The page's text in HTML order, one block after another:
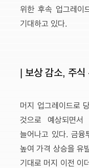
위한 후속 업그레이
기대하고 있다.
| 보상 감소, 주
머지 업그레이드로
것으로 예상되면
늘어나고 있다. 금융
높여 가격 상승을 유
기대로 머지 이전 이